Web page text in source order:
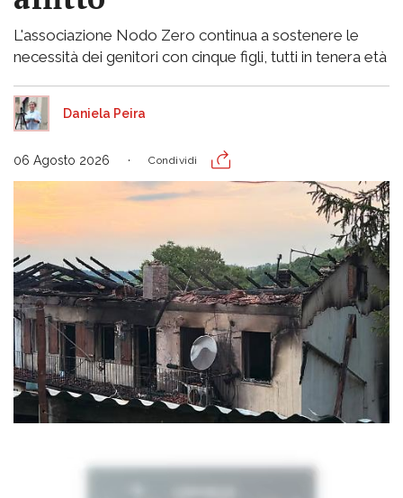
L'associazione Nodo Zero continua a sostenere le
necessità dei genitori con cinque figli, tutti in tenera età
Daniela Peira
06 Agosto 2026 Condividi